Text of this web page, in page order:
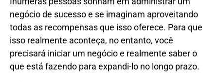
negócio de sucesso e se imaginam aproveitando
todas as recompensas que isso oferece. Para que
isso realmente aconteça, no entanto, você
precisará iniciar um negócio e realmente saber o
que está fazendo para expandi-lo no longo prazo.